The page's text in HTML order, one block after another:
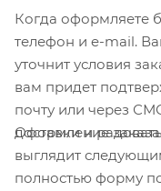
Когда оформляете
телефон и e-mail.
уточнит условия
вам придет
почту или через
доставки и
Оформление
выглядит
полностью форму